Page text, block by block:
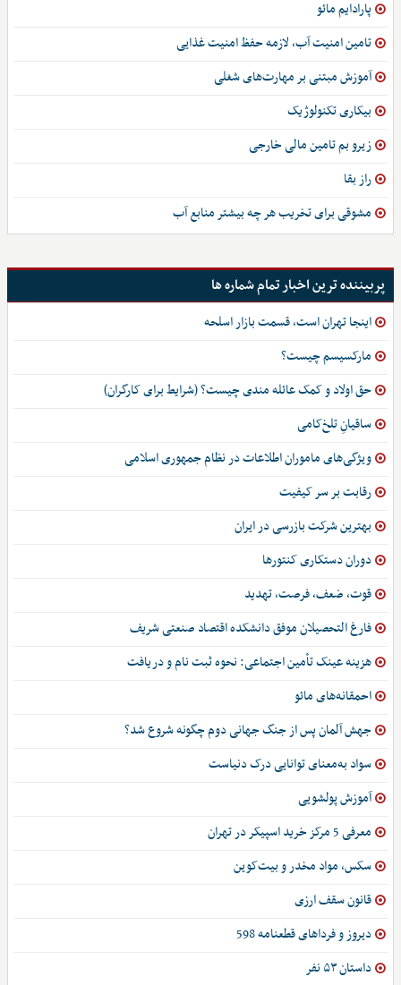
پارادایم مائو
تامین امنیت آب، لازمه حفظ امنیت غذایی
آموزش مبتنی بر مهارت‌های شغلی
بیکاری تکنولوژیک
زیرو بم تامین مالی خارجی
راز بقا
مشوقی برای تخریب هر چه بیشتر منابع آب
پربیننده ترین اخبار تمام شماره ها
اینجا تهران است، قسمت بازار اسلحه
مارکسیسم چیست؟
حق اولاد و کمک عائله مندی چیست؟ (شرایط برای کارگران)
ساقیانِ تلخ‌کامی
ویژگی‌های ماموران اطلاعات در نظام جمهوری اسلامی
رقابت بر سر کیفیت
بهترین شرکت بازرسی در ایران
دوران دستکاری کنتورها
قوت، ضعف، فرصت، تهدید
فارغ التحصیلان موفق دانشکده اقتصاد صنعتی شریف
هزینه عینک تأمین اجتماعی: نحوه ثبت نام و دریافت
احمقانه‌های مائو
جهش آلمان پس از جنگ جهانی دوم چگونه شروع شد؟
سواد به‌معنای توانایی درک دنیاست
آموزش پولشویی
معرفی 5 مرکز خرید اسپیکر در تهران
سکس، مواد مخدر و بیت‌کوین
قانون سقف ارزی
دیروز و فرداهای قطعنامه 598
داستان ۵۳ نفر